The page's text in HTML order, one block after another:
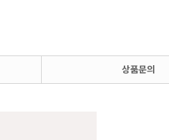
상품문의